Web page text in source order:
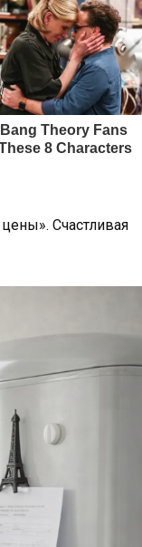
Счастливая